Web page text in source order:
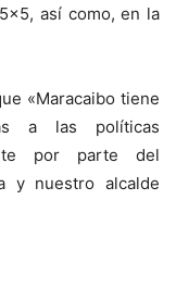
así como, en la
«Maracaibo tiene
a las políticas
por parte del
y nuestro alcalde